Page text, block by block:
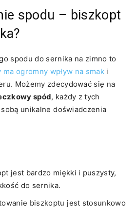
⁤spodu ⁢– biszkopt
spodu do sernika ⁣na zimno to
ma ogromny wpływ ⁢na smak i
Możemy zdecydować się na
spód, każdy ‍z tych
unikalne ⁤doświadczenia
jest‍ bardzo miękki i puszysty,
do ​sernika.
biszkoptu⁢ jest stosunkowo